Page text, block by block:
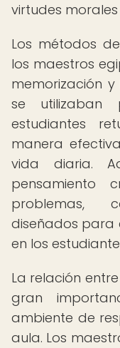
virtudes
Los métodos
los maestros
memorización
se utilizaban
estudiantes
manera
vida diaria.
pensamiento
problemas,
diseñados para
en los
La relación
gran
ambiente de
aula. Los